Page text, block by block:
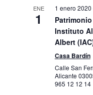
ENE
1
1 enero 2020
Instituto
Albert
Casa Bardín
Calle San
Alicante
965 12 12 14